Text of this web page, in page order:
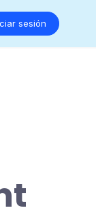
sesión